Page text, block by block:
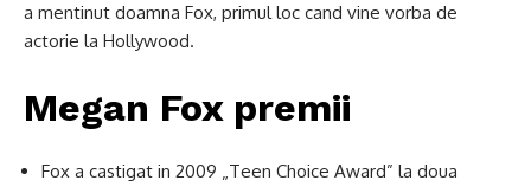
a mentinut doamna Fox, primul loc cand vine vorba de
actorie la Hollywood.
Megan Fox premii
Fox a castigat in 2009 „Teen Choice Award” la doua